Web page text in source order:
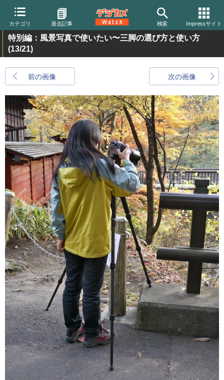
カテゴリ 過去記事 検索 Impressサイト
特別編：風景写真で使いたい〜三脚の選び方と使い方
(13/21)
前の画像 次の画像